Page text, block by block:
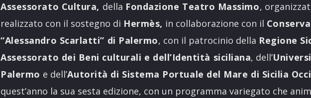
Assessorato Cultura, della Fondazione Teatro Massimo,
realizzato con il sostegno di Hermès, in collaborazione con il
“Alessandro Scarlatti” di Palermo, con il patrocinio della Regione
Assessorato dei Beni culturali e dell’Identità siciliana, dell’
Palermo e dell’Autorità di Sistema Portuale del Mare di Sicilia
quest’anno la sua sesta edizione, con un programma variegato che